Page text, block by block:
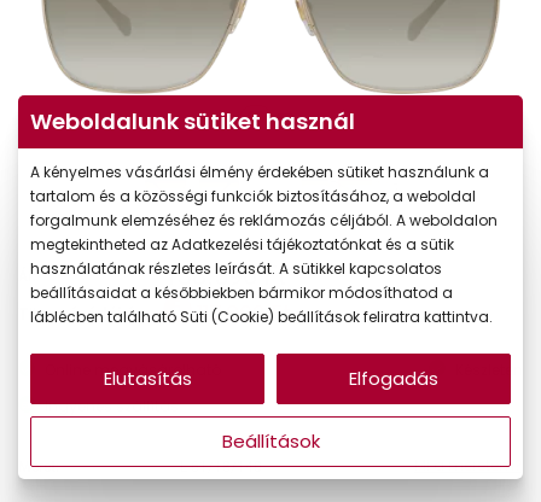
Ár: 138.590 Ft
Törzsvásárlói ár: 117.802 Ft
Online megvásárolható
Ingyenes szállítás
Méret: L61/18/140 Mi a méretem?
Weboldalunk sütiket használ
A kényelmes vásárlási élmény érdekében sütiket használunk a
tartalom és a közösségi funkciók biztosításához, a weboldal
forgalmunk elemzéséhez és reklámozás céljából. A weboldalon
megtekintheted az Adatkezelési tájékoztatónkat és a sütik
használatának részletes leírását. A sütikkel kapcsolatos
beállításaidat a későbbiekben bármikor módosíthatod a
láblécben található Süti (Cookie) beállítások feliratra kattintva.
Beállítások
Elutasítás Elfogadás